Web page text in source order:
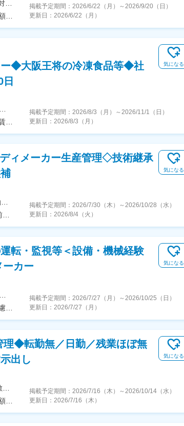
掲載予定期間： 2026/6/22（月） ～2026/9/20（日）
更新日： 2026/6/22（月）
ー◆大阪王将の冷凍食品等◆社
気になる
掲載予定期間： 2026/8/3（月） ～ 2026/11/1（日）
更新日： 2026/8/3（月）
ィメーカー生産管理◇技術継承
気になる
掲載予定期間： 2026/7/30（木） ～ 2026/10/28（水）
更新日： 2026/8/4（火）
転・監視等＜設備・機械経験
カー
気になる
掲載予定期間： 2026/7/27（月） ～ 2026/10/25（日）
更新日： 2026/7/27（月）
理◆転勤無／日勤／残業ほぼ無
出し
気になる
掲載予定期間： 2026/7/16（木） ～ 2026/10/14（水）
更新日： 2026/7/16（木）